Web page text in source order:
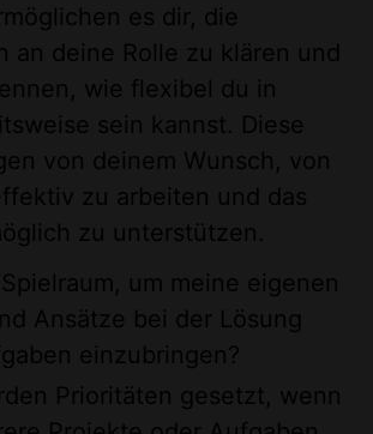
es dir, die
an deine Rolle zu klären und
wie flexibel du in
sein kannst. Diese
von deinem Wunsch, von
zu arbeiten und das
zu unterstützen.
um meine eigenen
Ansätze bei der Lösung
einzubringen?
Prioritäten gesetzt, wenn